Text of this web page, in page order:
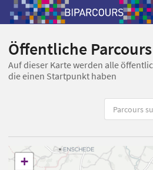
Öffentliche Parcours
Auf dieser Karte werden alle
die einen Startpunkt haben
+